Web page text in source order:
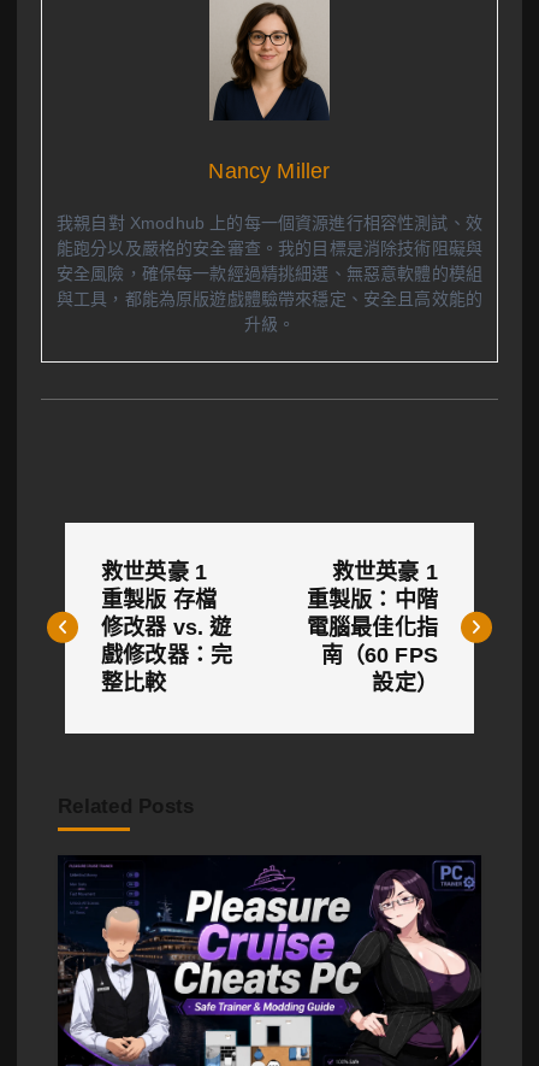
Nancy Miller
我親自對 Xmodhub 上的每一個資源進行相容性測試、效
能跑分以及嚴格的安全審查。我的目標是消除技術阻礙與
安全風險，確保每一款經過精挑細選、無惡意軟體的模組
與工具，都能為原版遊戲體驗帶來穩定、安全且高效能的
升級。
導
救世英豪 1
重製版 存檔
修改器 vs. 遊
戲修改器：完
整比較
救世英豪 1
重製版：中階
電腦最佳化指
南（60 FPS
設定）
Related Posts